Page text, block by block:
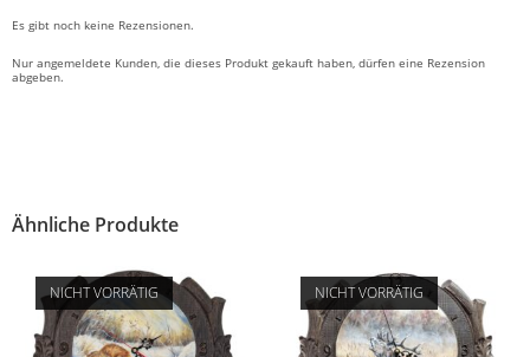
Es gibt noch keine Rezensionen.
Nur angemeldete Kunden, die dieses Produkt gekauft haben, dürfen eine Rezension
abgeben.
Ähnliche Produkte
NICHT VORRÄTIG NICHT VORRÄTIG